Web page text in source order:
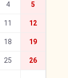
4 5
11 12
18 19
25 26